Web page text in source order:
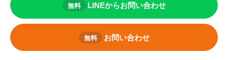
無料 LINEからお問い合わせ
無料 お問い合わせ